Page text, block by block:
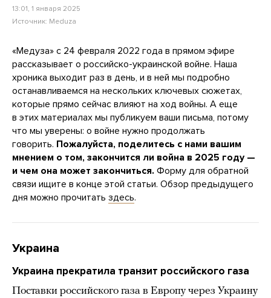
13:01, 1 января 2025
Источник: Meduza
«Медуза» с 24 февраля 2022 года в прямом эфире
рассказывает о российско-украинской войне. Наша
хроника выходит раз в день, и в ней мы подробно
останавливаемся на нескольких ключевых сюжетах,
которые прямо сейчас влияют на ход войны. А еще
в этих материалах мы публикуем ваши письма, потому
что мы уверены: о войне нужно продолжать
говорить. Пожалуйста, поделитесь с нами вашим
мнением о том, закончится ли война в 2025 году —
и чем она может закончиться. Форму для обратной
связи ищите в конце этой статьи. Обзор предыдущего
дня можно прочитать здесь.
Украина
Украина прекратила транзит российского газа
Поставки российского газа в Европу через Украину